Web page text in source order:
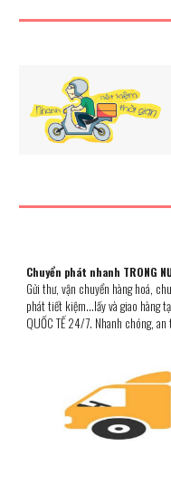
Chuyển phát nhanh TRONG
Gửi thư, vận chuyển hàng hoá,
phát tiết kiệm...lấy và giao hàng
QUỐC TẾ 24/7. Nhanh chóng,